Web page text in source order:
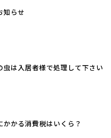
知らせ
虫は入居者様で処理して下さい
かかる消費税はいくら？